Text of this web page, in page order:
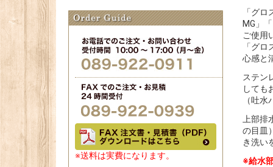
※送料は実費になります。
「グ
MG」
ご使用
「グ
心感と
ステン
しても
（吐
上部排
の目皿
き洗い
※給水